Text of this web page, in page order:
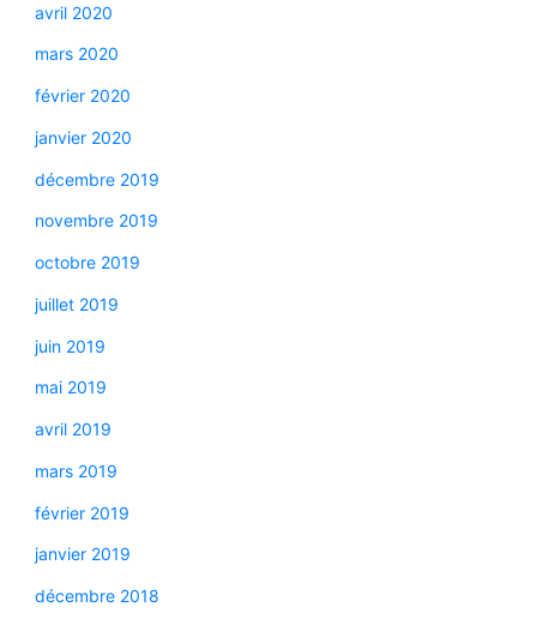
avril 2020
mars 2020
février 2020
janvier 2020
décembre 2019
novembre 2019
octobre 2019
juillet 2019
juin 2019
mai 2019
avril 2019
mars 2019
février 2019
janvier 2019
décembre 2018